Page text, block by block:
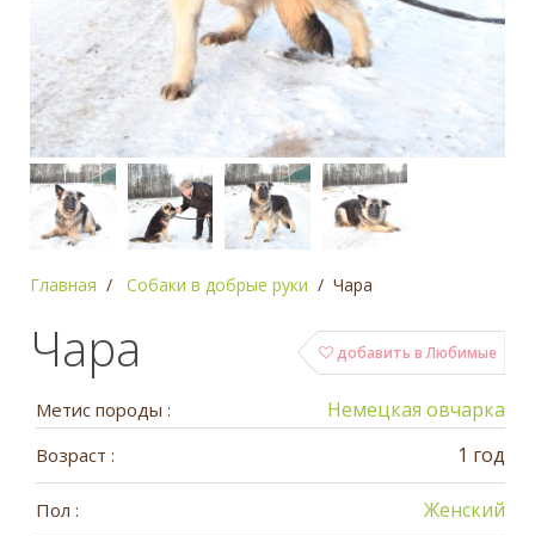
Главная Собаки в добрые руки Чара
добавить в Любимые
Чара
Метис породы : Немецкая овчарка
Возраст : 1 год
Пол : Женский